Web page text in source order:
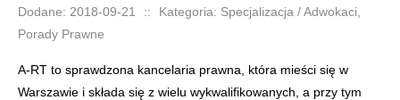
Dodane: 2018-09-21 ::
Kategoria: Specjalizacja / Adwokaci,
Porady Prawne
A-RT to sprawdzona kancelaria prawna, która mieści się w
Warszawie i składa się z wielu wykwalifikowanych, a przy tym